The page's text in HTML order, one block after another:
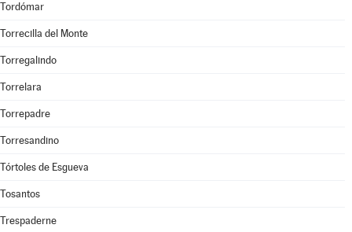
Tordómar
Torrecilla del Monte
Torregalindo
Torrelara
Torrepadre
Torresandino
Tórtoles de Esgueva
Tosantos
Trespaderne